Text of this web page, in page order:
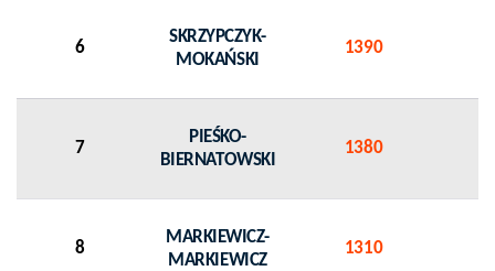
6
SKRZYPCZYK-
MOKAŃSKI
1390
7
PIEŚKO-
BIERNATOWSKI
1380
8
MARKIEWICZ-
MARKIEWICZ
1310